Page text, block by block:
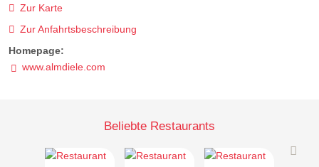
Zur Karte
Zur Anfahrtsbeschreibung
Homepage:
www.almdiele.com
Beliebte Restaurants